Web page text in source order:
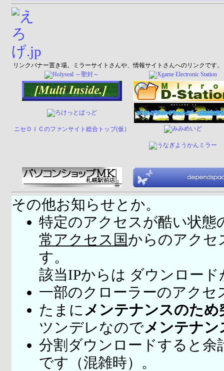
リンクバナー置き場。ミラーサイトさんや、情報サイトさんへのリンクです。
ニセＯＩＣのファンサイト総合トップ(仮）
その他お知らせとか。
特定のアクセスが酷い状態
常アクセス国からのアクセ
す。
該当IPからは ダウンロー
一部のクローラーのアクセ
たまに メンテナンスのため
ツンデレなのでメンテナ
分割ダウンロードすると余
です（混雑時）。